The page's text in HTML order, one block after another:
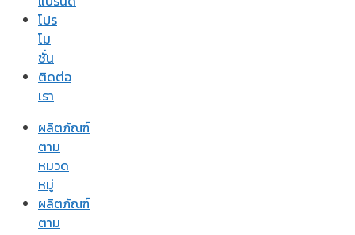
โปร
โม
ชั่น
ติดต่อ
เรา
ผลิตภัณฑ์
ตาม
หมวด
หมู่
ผลิตภัณฑ์
ตาม